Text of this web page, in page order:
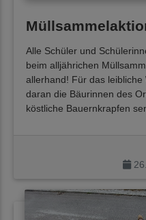
Alle Schüler und
beim alljährichen
allerhand! Für das leibliche
daran die Bäurinnen des
köstliche Bauernkrapfen